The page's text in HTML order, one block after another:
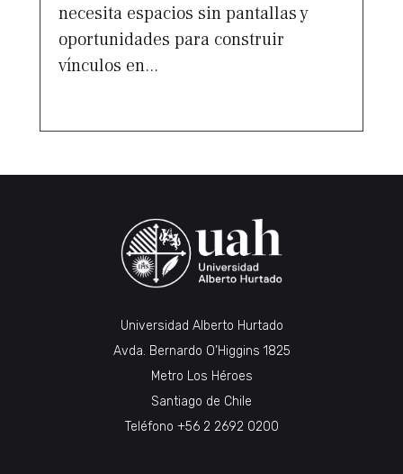
necesita espacios sin pantallas y
oportunidades para construir
vínculos en...
Universidad Alberto Hurtado
Avda. Bernardo O’Higgins 1825
Metro Los Héroes
Santiago de Chile
Teléfono +56 2 2692 0200